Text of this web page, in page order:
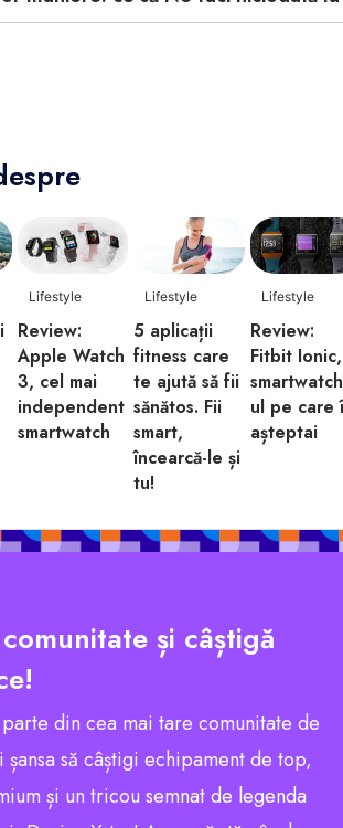
Lifestyle
Review:
Apple Watch
3, cel mai
independent
smartwatch
Lifestyle
5 aplicații
fitness care
te ajută să fii
sănătos. Fii
smart,
încearcă-le și
tu!
Lifestyle
Review:
Fitbit Ionic,
ul pe care
așteptai
și câștigă
din cea mai tare comunitate de
șansa să câștigi echipament de top,
și un tricou semnat de legenda